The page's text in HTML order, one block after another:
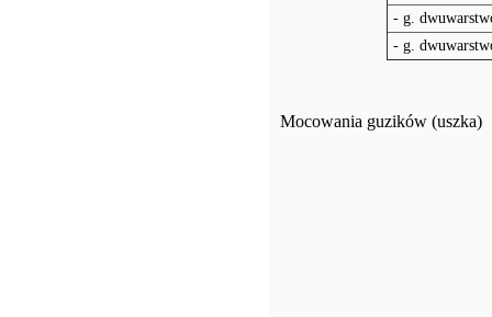
- g.
- g.
Mocowania guzików (uszka)